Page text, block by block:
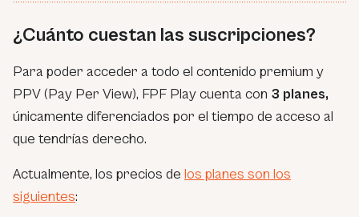
¿Cuánto cuestan las suscripciones?
Para poder acceder a todo el contenido premium y
PPV (Pay Per View), FPF Play cuenta con 3 planes,
únicamente diferenciados por el tiempo de acceso al
que tendrías derecho.
Actualmente, los precios de los planes son los
siguientes: